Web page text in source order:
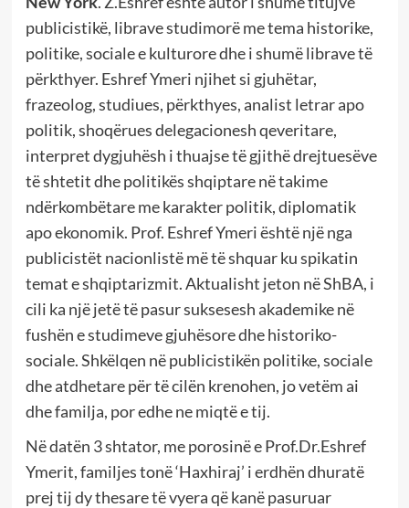
publicistikë, librave studimorë me tema historike,
politike, sociale e kulturore dhe i shumë librave të
përkthyer. Eshref Ymeri njihet si gjuhëtar,
frazeolog, studiues, përkthyes, analist letrar apo
politik, shoqërues delegacionesh qeveritare,
interpret dygjuhësh i thuajse të gjithë drejtuesëve
të shtetit dhe politikës shqiptare në takime
ndërkombëtare me karakter politik, diplomatik
apo ekonomik. Prof. Eshref Ymeri është një nga
publicistët nacionlistë më të shquar ku spikatin
temat e shqiptarizmit. Aktualisht jeton në ShBA, i
cili ka një jetë të pasur suksesesh akademike në
fushën e studimeve gjuhësore dhe historiko-
sociale. Shkëlqen në publicistikën politike, sociale
dhe atdhetare për të cilën krenohen, jo vetëm ai
dhe familja, por edhe ne miqtë e tij.
Në datën 3 shtator, me porosinë e Prof.Dr.Eshref
Ymerit, familjes tonë ‘Haxhiraj’ i erdhën dhuratë
prej tij dy thesare të vyera që kanë pasuruar